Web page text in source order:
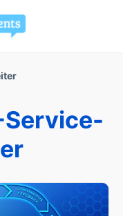
Service-